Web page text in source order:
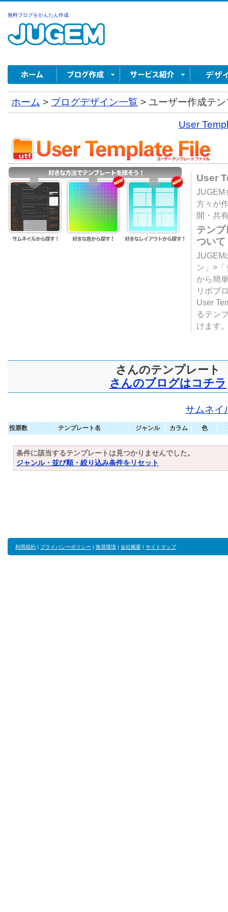
無料ブログをかんたん作成
ホーム > ブログデザイン一覧 > ユーザー作成テ
User
User
JUGEM
方々が
開・共
テン
ついて
JUGEM
ン」>
から簡
リポブ
User
るテン
けます
さんのテンプレート
さんのブログはコチラ
サムネイ
投票数 テンプレート名 ジャンル カラム 色
条件に該当するテンプレートは見つかりませんでした。
ジャンル・並び順・絞り込み条件をリセット
利用規約 | プライバシーポリシー | 推奨環境 | 会社概要 | サイトマップ